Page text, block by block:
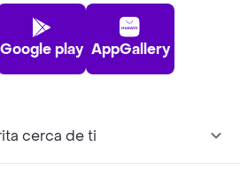
Google play AppGallery
cerca de ti